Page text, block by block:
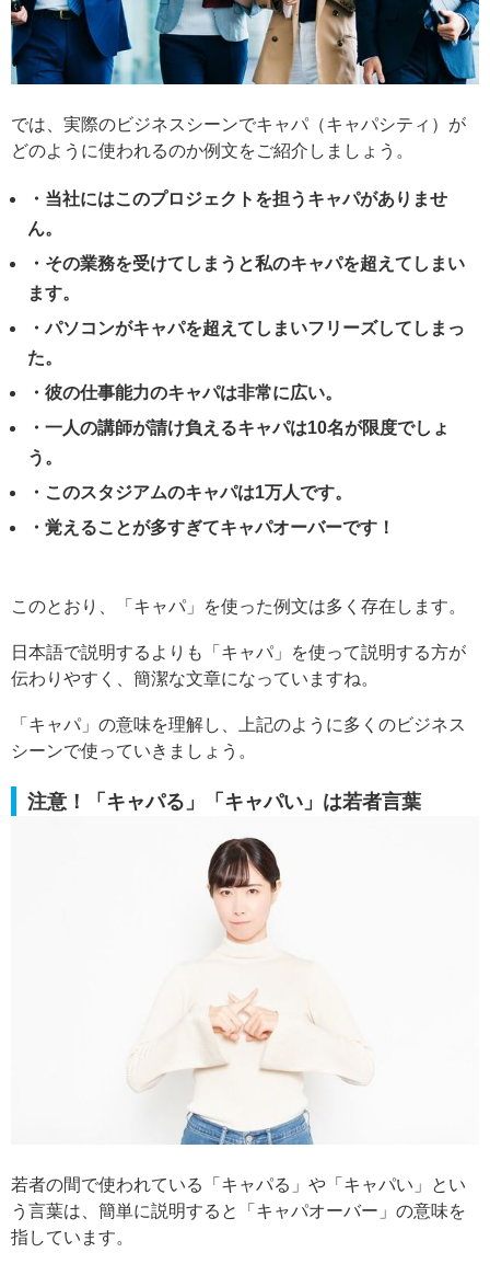
では、実際のビジネスシーンでキャパ（キャパシティ）が
どのように使われるのか例文をご紹介しましょう。
・当社にはこのプロジェクトを担うキャパがありませ
ん。
・その業務を受けてしまうと私のキャパを超えてしまい
ます。
・パソコンがキャパを超えてしまいフリーズしてしまっ
た。
・彼の仕事能力のキャパは非常に広い。
・一人の講師が請け負えるキャパは10名が限度でしょ
う。
・このスタジアムのキャパは1万人です。
・覚えることが多すぎてキャパオーバーです！
このとおり、「キャパ」を使った例文は多く存在します。
日本語で説明するよりも「キャパ」を使って説明する方が
伝わりやすく、簡潔な文章になっていますね。
「キャパ」の意味を理解し、上記のように多くのビジネス
シーンで使っていきましょう。
注意！「キャパる」「キャパい」は若者言葉
若者の間で使われている「キャパる」や「キャパい」とい
う言葉は、簡単に説明すると「キャパオーバー」の意味を
指しています。